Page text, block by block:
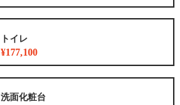
トイレ
¥177,100
洗面化粧台